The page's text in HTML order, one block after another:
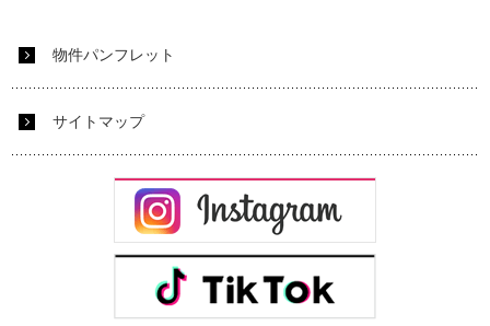
物件パンフレット
サイトマップ